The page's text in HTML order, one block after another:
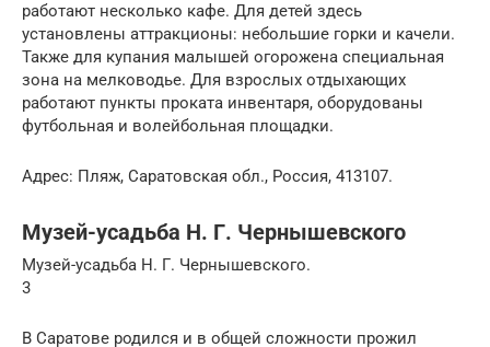
работают несколько кафе. Для детей здесь
установлены аттракционы: небольшие горки и качели.
Также для купания малышей огорожена специальная
зона на мелководье. Для взрослых отдыхающих
работают пункты проката инвентаря, оборудованы
футбольная и волейбольная площадки.
Адрес: Пляж, Саратовская обл., Россия, 413107.
Музей-усадьба Н. Г. Чернышевского
Музей-усадьба Н. Г. Чернышевского.
3
В Саратове родился и в общей сложности прожил